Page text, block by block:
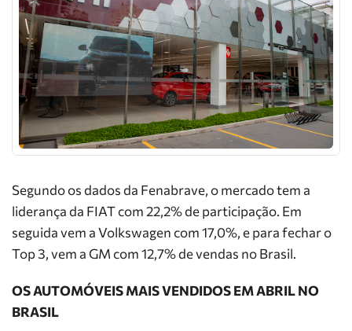
Segundo os dados da Fenabrave, o mercado tem a
liderança da FIAT com 22,2% de participação. Em
seguida vem a Volkswagen com 17,0%, e para fechar o
Top 3, vem a GM com 12,7% de vendas no Brasil.
OS AUTOMÓVEIS MAIS VENDIDOS EM ABRIL NO
BRASIL